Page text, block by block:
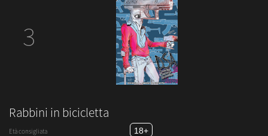
3
Rabbini in bicicletta
Età consigliata 18+